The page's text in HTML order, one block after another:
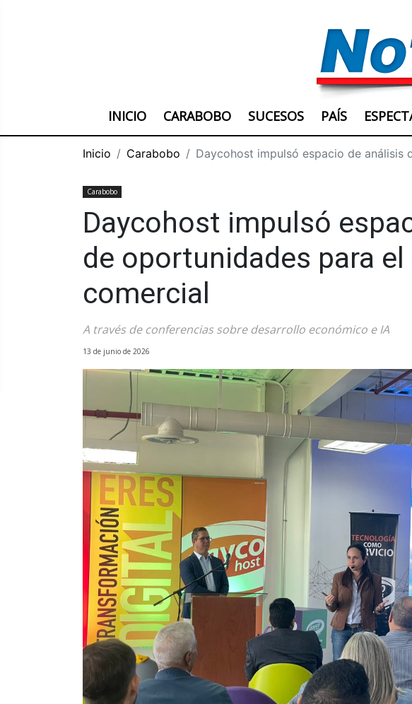
INICIO CARABOBO SUCESOS PAÍS
Inicio Carabobo Daycohost impulsó espacio de
Carabobo
Daycohost impulsó
de oportunidades para
comercial
A través de conferencias sobre desarrollo económico e IA
13 de junio de 2026